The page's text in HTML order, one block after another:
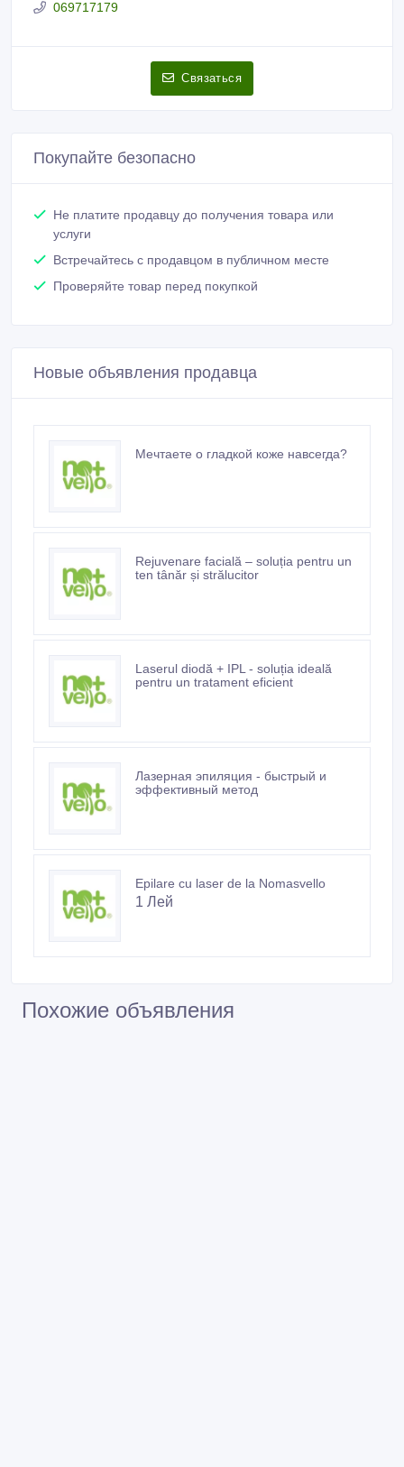
069717179
Связаться
Покупайте безопасно
Не платите продавцу до получения товара или
услуги
Встречайтесь с продавцом в публичном месте
Проверяйте товар перед покупкой
Новые объявления продавца
Мечтаете о гладкой коже навсегда?
Rejuvenare facială – soluția pentru un
ten tânăr și strălucitor
Laserul diodă + IPL - soluția ideală
pentru un tratament eficient
Лазерная эпиляция - быстрый и
эффективный метод
Epilare cu laser de la Nomasvello
1 Лей
Похожие объявления